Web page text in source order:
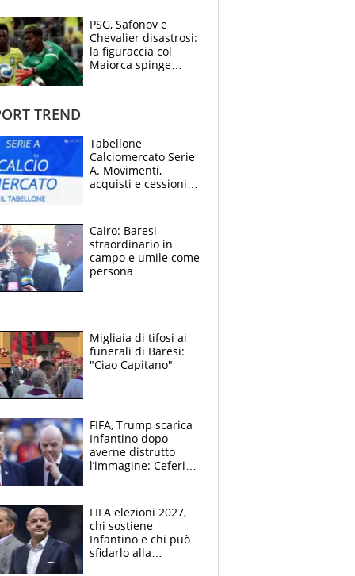
terzo. Quanti malori
a Montreal
PSG, Safonov e
Chevalier disastrosi:
la figuraccia col
Maiorca spinge
TREND
Tabellone
Calciomercato Serie
A. Movimenti,
acquisti e cessioni:
Cairo: Baresi
straordinario in
campo e umile come
persona
Migliaia di tifosi ai
funerali di Baresi:
"Ciao Capitano"
FIFA, Trump scarica
Infantino dopo
averne distrutto
l’immagine: Ceferin
contrattacco
FIFA elezioni 2027,
chi sostiene
Infantino e chi può
sfidarlo alla